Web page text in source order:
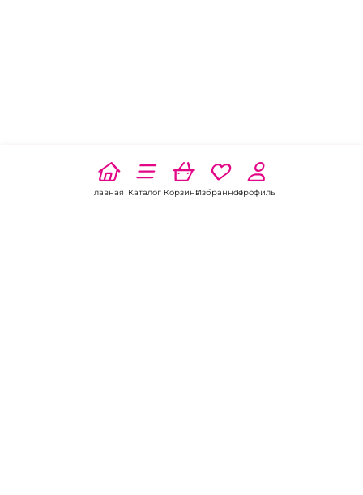
Главная Каталог КорзинаИзбранноеПрофиль